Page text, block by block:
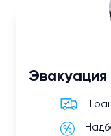
Эвакуация